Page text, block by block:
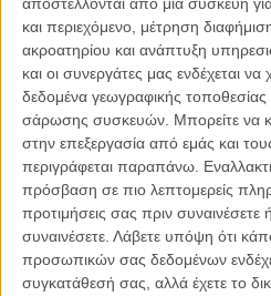
αποστέλλονται από μια συσκευή για
και περιεχόμενο, μέτρηση
ακροατηρίου και ανάπτυξη
και οι συνεργάτες μας ενδέχεται
δεδομένα γεωγραφικής
σάρωσης συσκευών. Μπορείτε να
στην επεξεργασία από εμάς και
περιγράφεται παραπάνω.
πρόσβαση σε πιο λεπτομερείς
προτιμήσεις σας πριν συναινέσετε
συναινέσετε. Λάβετε υπόψη ότι
προσωπικών σας δεδομένων
συγκατάθεσή σας, αλλά έχετε το
Η επιτυχία είναι
καλύτερο, δεν σε πάει
απλώς ένα ωραίο,
συναίσθημα.»